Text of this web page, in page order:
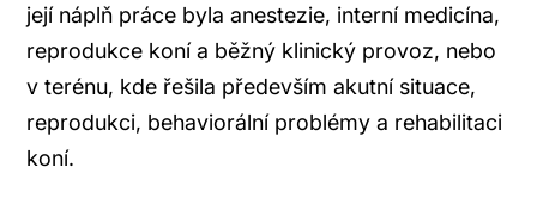
její náplň práce byla anestezie, interní medicína,
reprodukce koní a běžný klinický provoz, nebo
v terénu, kde řešila především akutní situace,
reprodukci, behaviorální problémy a rehabilitaci
koní.